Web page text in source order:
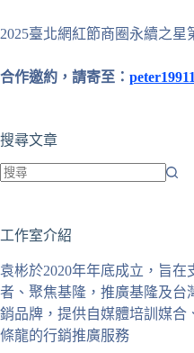
2025臺北網紅節商圈永續之星
合作邀約，請寄至：
搜尋文章
到
合
條
件
的
工作室介紹
袁彬於2020年年底成立，旨
者、聚焦基隆，推廣基隆及台
銷品牌，提供自媒體培訓媒合
條龍的行銷推廣服務